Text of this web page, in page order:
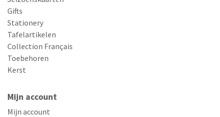
Gifts
Stationery
Tafelartikelen
Collection Français
Toebehoren
Kerst
Mijn account
Mijn account